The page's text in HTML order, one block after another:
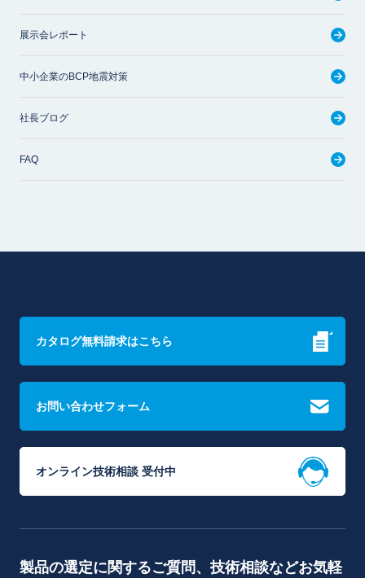
展示会レポート
中小企業のBCP地震対策
社長ブログ
FAQ
カタログ無料請求はこちら
お問い合わせフォーム
オンライン技術相談 受付中
製品の選定に関するご質問、技術相談などお気軽